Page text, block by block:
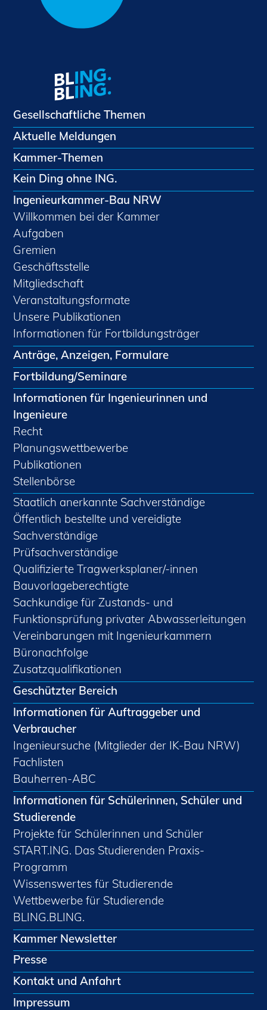
Gesellschaftliche Themen
Aktuelle Meldungen
Kammer-Themen
Kein Ding ohne ING.
Ingenieurkammer-Bau NRW
Willkommen bei der Kammer
Aufgaben
Gremien
Geschäftsstelle
Mitgliedschaft
Veranstaltungsformate
Unsere Publikationen
Informationen für Fortbildungsträger
Anträge, Anzeigen, Formulare
Fortbildung/Seminare
Informationen für Ingenieurinnen und
Ingenieure
Recht
Planungswettbewerbe
Publikationen
Stellenbörse
Staatlich anerkannte Sachverständige
Öffentlich bestellte und vereidigte
Sachverständige
Prüfsachverständige
Qualifizierte Tragwerksplaner/-innen
Bauvorlageberechtigte
Sachkundige für Zustands- und
Funktionsprüfung privater Abwasserleitungen
Vereinbarungen mit Ingenieurkammern
Büronachfolge
Zusatzqualifikationen
Geschützter Bereich
Informationen für Auftraggeber und
Verbraucher
Ingenieursuche (Mitglieder der IK-Bau NRW)
Fachlisten
Bauherren-ABC
Informationen für Schülerinnen, Schüler und
Studierende
Projekte für Schülerinnen und Schüler
START.ING. Das Studierenden Praxis-
Programm
Wissenswertes für Studierende
Wettbewerbe für Studierende
BLING.BLING.
Kammer Newsletter
Presse
Kontakt und Anfahrt
Impressum